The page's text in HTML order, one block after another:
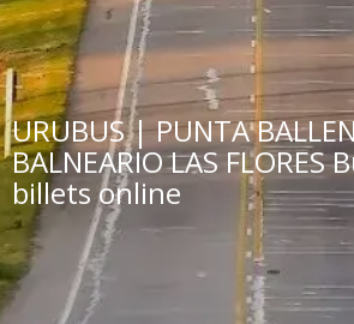
URUBUS | PUNTA
BALNEARIO LAS FLORES
billets online